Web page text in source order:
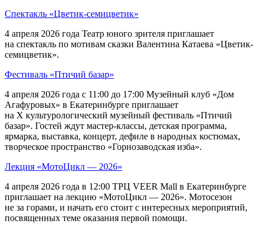
Спектакль «Цветик-семицветик»
4 апреля 2026 года Театр юного зрителя приглашает
на спектакль по мотивам сказки Валентина Катаева «Цветик-
семицветик».
Фестиваль «Птичий базар»
4 апреля 2026 года с 11:00 до 17:00 Музейный клуб «Дом
Агафуровых» в Екатеринбурге приглашает
на Х культурологический музейный фестиваль «Птичий
базар». Гостей ждут мастер-классы, детская программа,
ярмарка, выставка, концерт, дефиле в народных костюмах,
творческое пространство «Горнозаводская изба».
Лекция «МотоЦикл — 2026»
4 апреля 2026 года в 12:00 ТРЦ VEER Mall в Екатеринбурге
приглашает на лекцию «МотоЦикл — 2026». Мотосезон
не за горами, и начать его стоит с интересных мероприятий,
посвященных теме оказания первой помощи.